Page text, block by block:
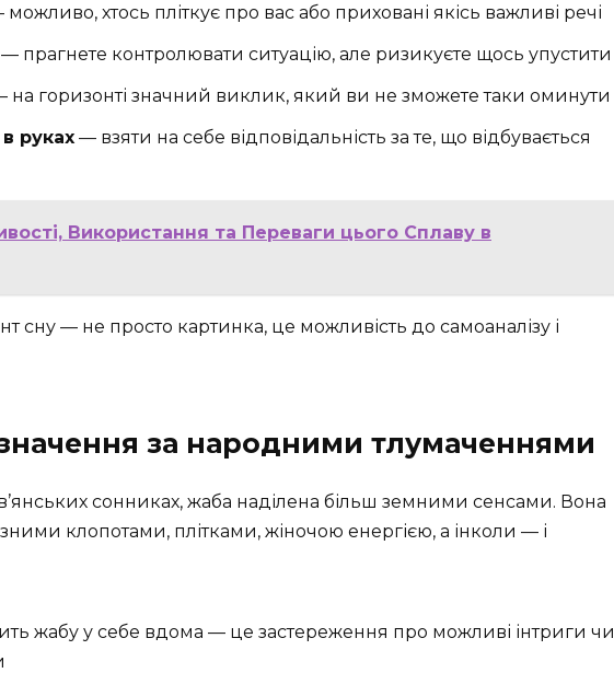
хтось пліткує про вас або приховані якісь важливі речі
— прагнете контролювати ситуацію, але ризикуєте щось упустити
на горизонті значний виклик, який ви не зможете таки оминути
руках — взяти на себе відповідальність за те, що відбувається
Використання та Переваги цього Сплаву в
сну — не просто картинка, це можливість до самоаналізу і
за народними тлумаченнями
сонниках, жаба наділена більш земними сенсами. Вона
клопотами, плітками, жіночою енергією, а інколи — і
жабу у себе вдома — це застереження про можливі інтриги чи